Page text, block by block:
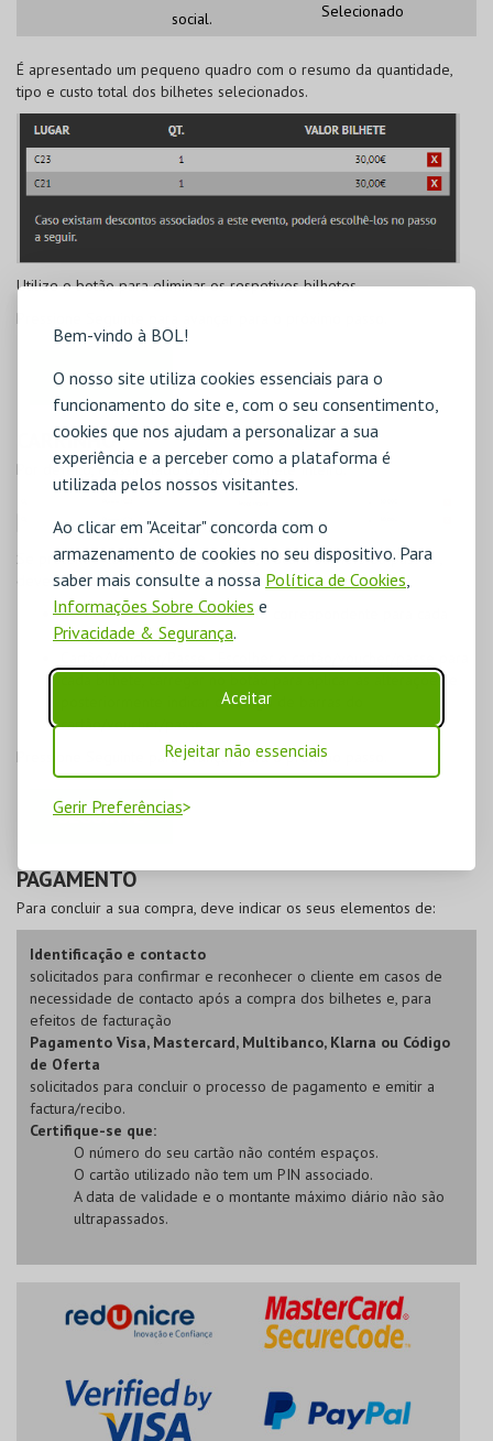
Bem-vindo à BOL!
O nosso site utiliza cookies essenciais para o
funcionamento do site e, com o seu consentimento,
cookies que nos ajudam a personalizar a sua
experiência e a perceber como a plataforma é
utilizada pelos nossos visitantes.
Ao clicar em "Aceitar" concorda com o
armazenamento de cookies no seu dispositivo. Para
saber mais consulte a nossa Política de Cookies,
Informações Sobre Cookies e
Privacidade & Segurança.
Aceitar
Rejeitar não essenciais
Gerir Preferências
social.
Selecionado
É apresentado um pequeno quadro com o resumo da quantidade,
tipo e custo total dos bilhetes selecionados.
Utilize o botãopara eliminar os respetivos bilhetes.
Pressione
CARRINHO
Por defeito, é assinalado o tipo de bilhete Inteiro.
Se pretendecomprar com desconto, trocar vouchers ou passes
deverá proceder da seguinte forma:
Desconto- Escolher o desconto correspondente para cada
bilhete;
cada bilhete, carregar no botão para aplicar as alterações e
posteriormente indicar o código de barras do
cartão/voucher/passe.
Pressione
para avançar para o próximo passo.
PAGAMENTO
Para concluir a sua compra, deve indicar os seus elementos de:
Identificação e contacto
solicitados para confirmar e reconhecer o cliente em casos de
necessidade de contacto após a compra dos bilhetes e, para
efeitos de facturação
Pagamento Visa, Mastercard, Multibanco, Klarna ou Código
de Oferta
solicitados para concluir o processo de pagamento e emitir a
factura/recibo.
Certifique-se que:
O número do seu cartão não contém espaços.
O cartão utilizado não tem um PIN associado.
A data de validade e o montante máximo diário não são
ultrapassados.